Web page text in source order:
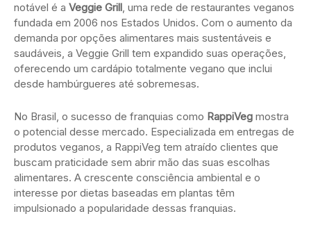
notável é a Veggie Grill, uma rede de restaurantes veganos
fundada em 2006 nos Estados Unidos. Com o aumento da
demanda por opções alimentares mais sustentáveis e
saudáveis, a Veggie Grill tem expandido suas operações,
oferecendo um cardápio totalmente vegano que inclui
desde hambúrgueres até sobremesas.
No Brasil, o sucesso de franquias como RappiVeg mostra
o potencial desse mercado. Especializada em entregas de
produtos veganos, a RappiVeg tem atraído clientes que
buscam praticidade sem abrir mão das suas escolhas
alimentares. A crescente consciência ambiental e o
interesse por dietas baseadas em plantas têm
impulsionado a popularidade dessas franquias.